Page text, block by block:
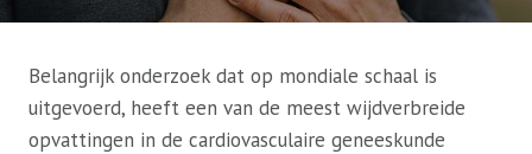
Belangrijk onderzoek dat op mondiale schaal is
uitgevoerd, heeft een van de meest wijdverbreide
opvattingen in de cardiovasculaire geneeskunde